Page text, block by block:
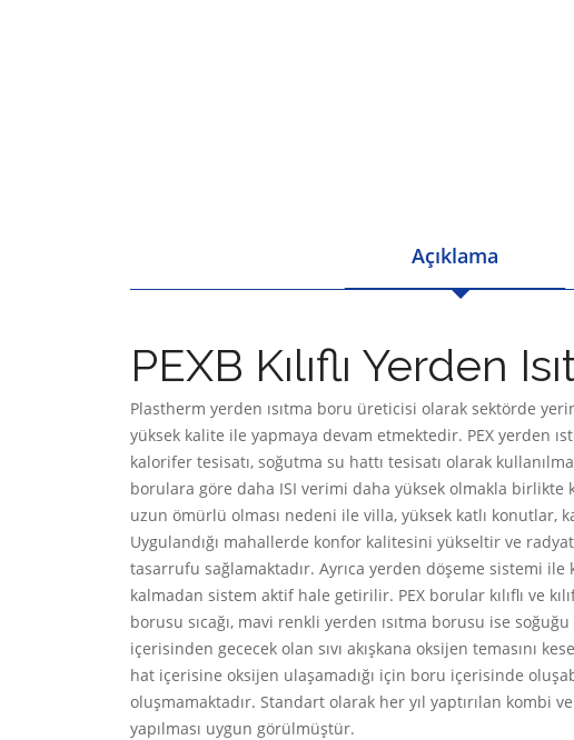
Açıklama
PEXB Kılıflı Yerden
Plastherm yerden ısıtma boru üreticisi olarak sektörde
yüksek kalite ile yapmaya devam etmektedir. PEX yerden
kalorifer tesisatı, soğutma su hattı tesisatı olarak
borulara göre daha ISI verimi daha yüksek olmakla
uzun ömürlü olması nedeni ile villa, yüksek katlı
Uygulandığı mahallerde konfor kalitesini yükseltir ve
tasarrufu sağlamaktadır. Ayrıca yerden döşeme sistemi
kalmadan sistem aktif hale getirilir. PEX borular kılıflı ve
borusu sıcağı, mavi renkli yerden ısıtma borusu ise
içerisinden gececek olan sıvı akışkana oksijen temasını
hat içerisine oksijen ulaşamadığı için boru içerisinde
oluşmamaktadır. Standart olarak her yıl yaptırılan kombi
yapılması uygun görülmüştür.